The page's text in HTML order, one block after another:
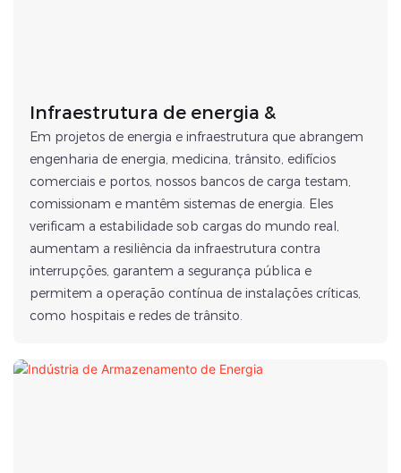
Infraestrutura de energia &
Em projetos de energia e infraestrutura que abrangem
engenharia de energia, medicina, trânsito, edifícios
comerciais e portos, nossos bancos de carga testam,
comissionam e mantêm sistemas de energia. Eles
verificam a estabilidade sob cargas do mundo real,
aumentam a resiliência da infraestrutura contra
interrupções, garantem a segurança pública e
permitem a operação contínua de instalações críticas,
como hospitais e redes de trânsito.